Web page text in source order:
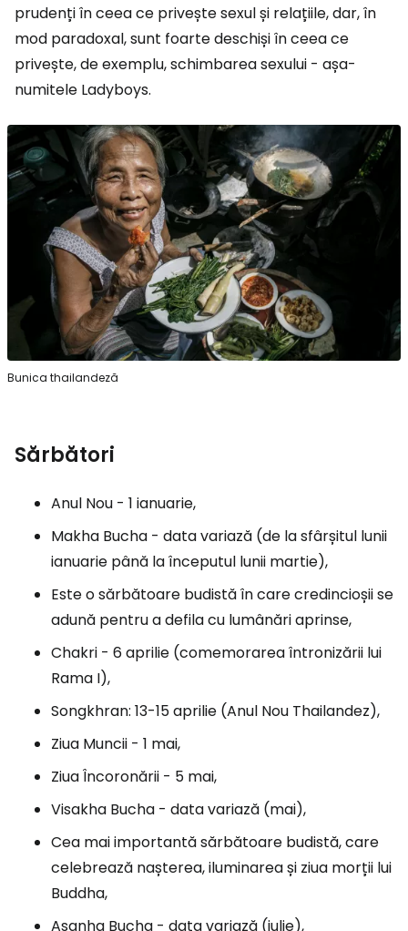
prudenți în ceea ce privește sexul și relațiile, dar, în
mod paradoxal, sunt foarte deschiși în ceea ce
privește, de exemplu, schimbarea sexului - așa-
numitele Ladyboys.
Bunica thailandeză
Sărbători
Anul Nou - 1 ianuarie,
Makha Bucha - data variază (de la sfârșitul lunii
ianuarie până la începutul lunii martie),
Este o sărbătoare budistă în care credincioșii se
adună pentru a defila cu lumânări aprinse,
Chakri - 6 aprilie (comemorarea întronizării lui
Rama I),
Songkhran: 13-15 aprilie (Anul Nou Thailandez),
Ziua Muncii - 1 mai,
Ziua Încoronării - 5 mai,
Visakha Bucha - data variază (mai),
Cea mai importantă sărbătoare budistă, care
celebrează nașterea, iluminarea și ziua morții lui
Buddha,
Asanha Bucha - data variază (iulie),